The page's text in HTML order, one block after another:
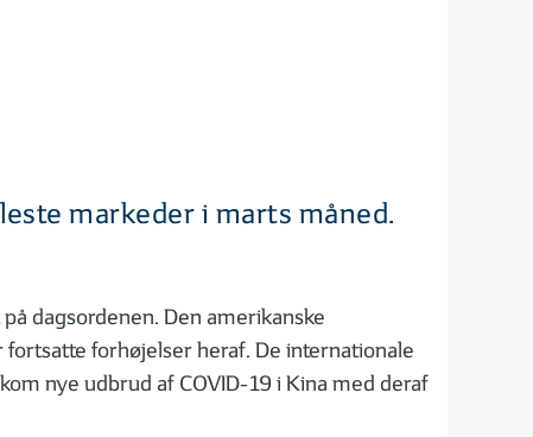
markeder i marts måned.
dagsordenen. Den amerikanske
forhøjelser heraf. De internationale
nye udbrud af COVID-19 i Kina med deraf